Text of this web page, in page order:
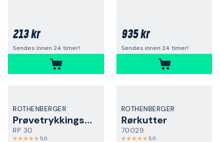
213 kr
Sendes innen 24 timer!
935 kr
Sendes innen 24 timer!
ROTHENBERGER
Prøvetrykkingspumpe
RP 30
5,0
ROTHENBERGER
Rørkutter
70029
5,0